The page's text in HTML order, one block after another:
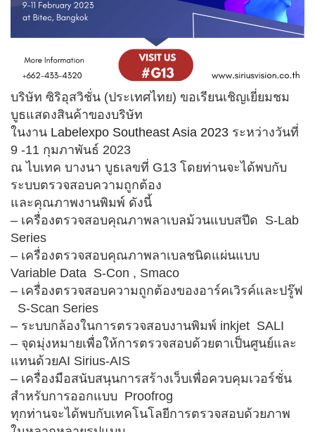
บริษัท ซิริอุสวิชั่น (ประเทศไทย) ขอเรียนเชิญเยี่ยมชม
บูธแสดงสินค้าของบริษัท
ในงาน Labelexpo Southeast Asia 2023 ระหว่างวันที่
9 -11 กุมภาพันธ์ 2023
ณ ไบเทค บางนา บูธเลขที่ G13โดยท่านจะได้พบกับ
ระบบตรวจสอบความถูกต้อง
และคุณภาพงานพิมพ์ ดังนี้
– เครื่องตรวจสอบคุณภาพลาเบลม้วนแบบสปีด S-Lab
Series
– เครื่องตรวจสอบคุณภาพลาเบลชนิดแผ่นแบบ
Variable Data S-Con , Smaco
– เครื่องตรวจสอบความถูกต้องของอาร์คเวิรค์และปรู๊ฟ
S-Scan Series
– ระบบกล้องในการตรวจสอบงานพิมพ์ inkjet SALI
– จุดมุ่งหมายเพื่อให้การตรวจสอบด้วยตาเป็นศูนย์และ
แทนด้วยAI Sirius-AIS
– เครื่องมือสนับสนุนการสร้างเว็บเพื่อควบคุมเวอร์ชั่น
สำหรับการออกแบบ Proofrog
ทุกท่านจะได้พบกับเทคโนโลยีการตรวจสอบด้วยภาพ